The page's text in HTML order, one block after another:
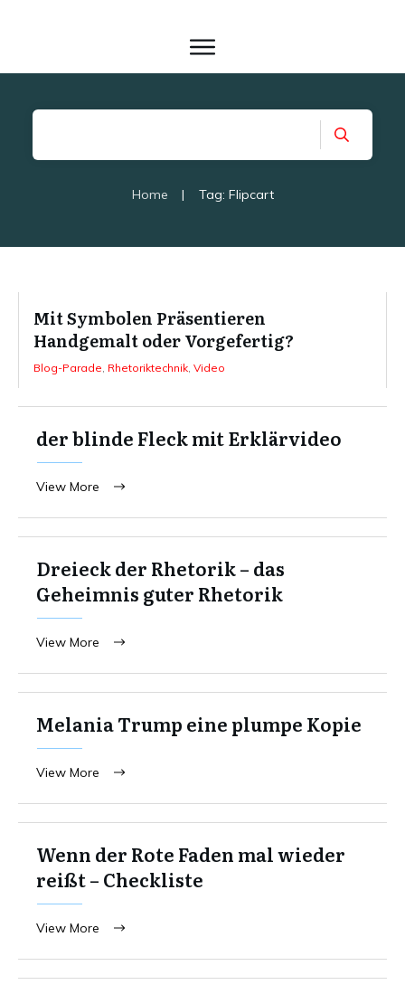
Home | Tag: Flipcart
Mit Symbolen Präsentieren
Handgemalt oder Vorgefertig?
Blog-Parade Rhetoriktechnik Video
der blinde Fleck mit Erklärvideo
View More
Dreieck der Rhetorik – das
Geheimnis guter Rhetorik
View More
Melania Trump eine plumpe Kopie
View More
Wenn der Rote Faden mal wieder
reißt – Checkliste
View More